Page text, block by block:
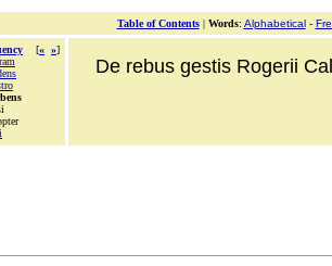
Table of Contents| Words: Alphabetical-
[« »]
De rebus gestis Rogerii